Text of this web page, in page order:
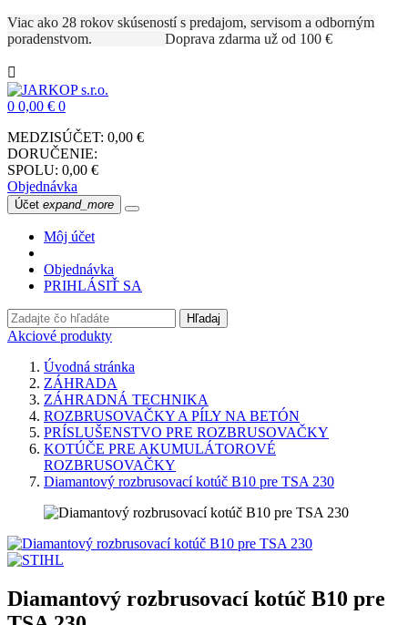
Viac ako 28 rokov skúseností s predajom, servisom a odborným
poradenstvom. Doprava zdarma už od 100 €

0 0,00 € 0
MEDZISÚČET: 0,00 €
DORUČENIE:
SPOLU: 0,00 €
Objednávka
Účet expand_more
Môj účet
Objednávka
PRIHLÁSIŤ SA
Hľadaj
Akciové produkty
Úvodná stránka
ZÁHRADA
ZÁHRADNÁ TECHNIKA
ROZBRUSOVAČKY A PÍLY NA BETÓN
PRÍSLUŠENSTVO PRE ROZBRUSOVAČKY
KOTÚČE PRE AKUMULÁTOROVÉ
ROZBRUSOVAČKY
Diamantový rozbrusovací kotúč B10 pre TSA 230
Diamantový rozbrusovací kotúč B10 pre